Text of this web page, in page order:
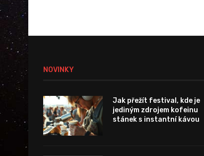
NOVINKY
Jak přežít festival, kde je
jediným zdrojem kofeinu
stánek s instantní kávou